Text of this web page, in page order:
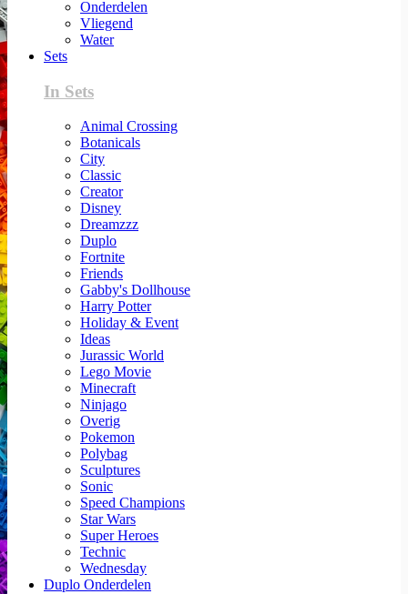
Onderdelen
Vliegend
Water
Sets
In Sets
Animal Crossing
Botanicals
City
Classic
Creator
Disney
Dreamzzz
Duplo
Fortnite
Friends
Gabby's Dollhouse
Harry Potter
Holiday & Event
Ideas
Jurassic World
Lego Movie
Minecraft
Ninjago
Overig
Pokemon
Polybag
Sculptures
Sonic
Speed Champions
Star Wars
Super Heroes
Technic
Wednesday
Duplo Onderdelen